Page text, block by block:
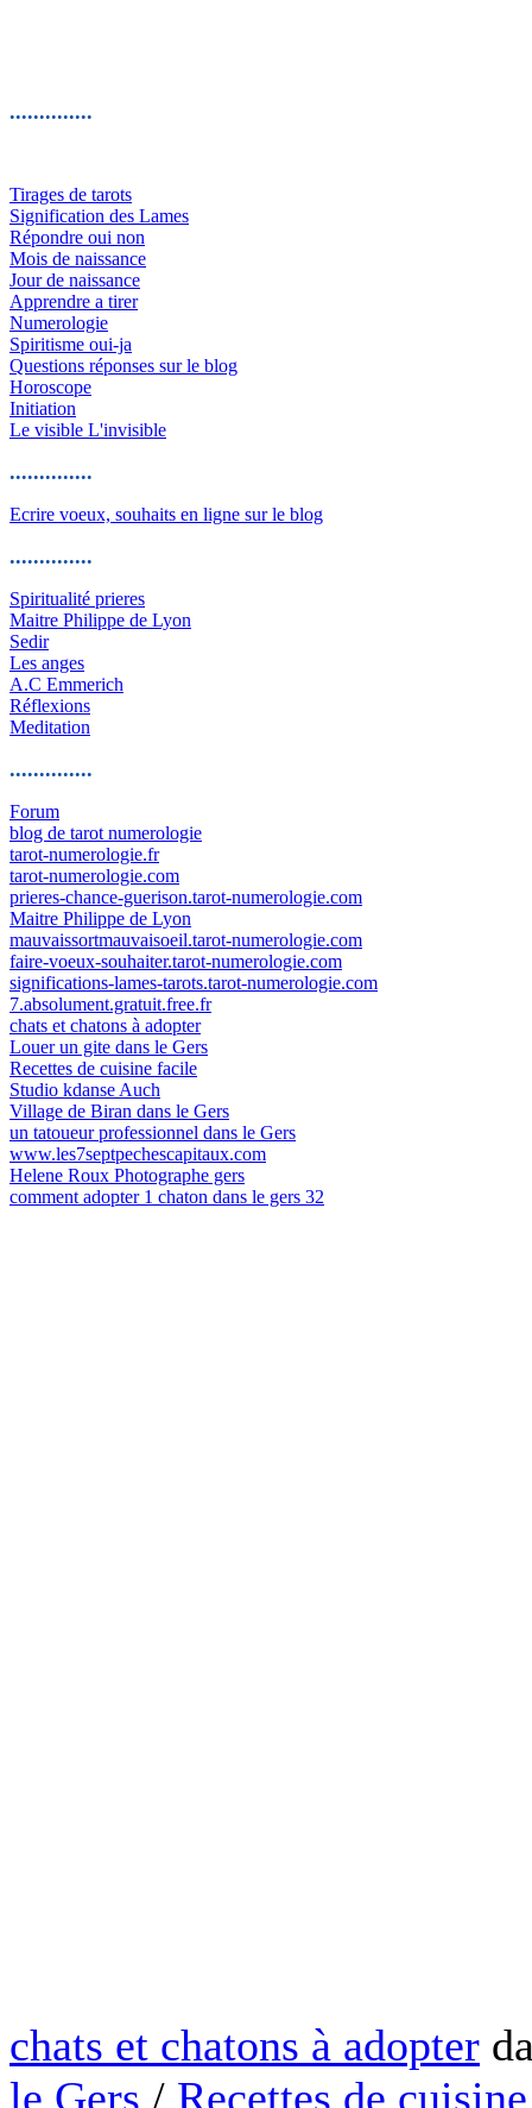
..............
Tirages de tarots
Signification des Lames
Répondre oui non
Mois de naissance
Jour de naissance
Apprendre a tirer
Numerologie
Spiritisme oui-ja
Questions réponses sur le blog
Horoscope
Initiation
Le visible L'invisible
..............
Ecrire voeux, souhaits en ligne sur le blog
..............
Spiritualité prieres
Maitre Philippe de Lyon
Sedir
Les anges
A.C Emmerich
Réflexions
Meditation
..............
Forum
blog de tarot numerologie
tarot-numerologie.fr
tarot-numerologie.com
prieres-chance-guerison.tarot-numerologie.com
Maitre Philippe de Lyon
mauvaissortmauvaisoeil.tarot-numerologie.com
faire-voeux-souhaiter.tarot-numerologie.com
significations-lames-tarots.tarot-numerologie.com
7.absolument.gratuit.free.fr
chats et chatons à adopter
Louer un gite dans le Gers
Recettes de cuisine facile
Studio kdanse Auch
Village de Biran dans le Gers
un tatoueur professionnel dans le Gers
www.les7septpechescapitaux.com
Helene Roux Photographe gers
comment adopter 1 chaton dans le gers 32
chats et chatons à adopter
le Gers / Recettes de